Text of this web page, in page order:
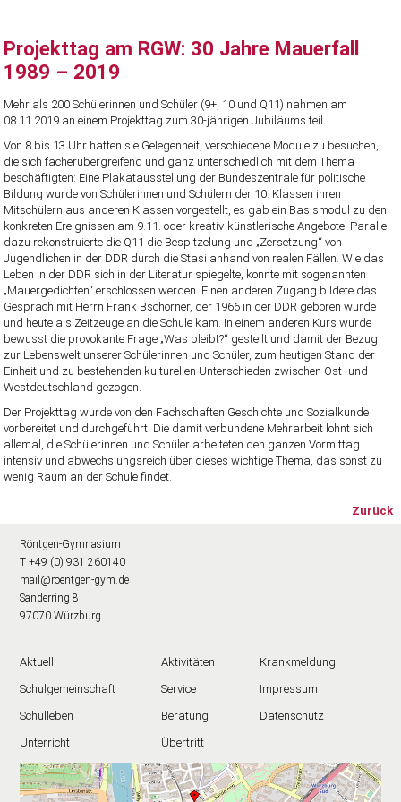
Projekttag am RGW: 30 Jahre Mauerfall
1989 – 2019
Mehr als 200 Schülerinnen und Schüler (9+, 10 und Q11) nahmen am
08.11.2019 an einem Projekttag zum 30-jährigen Jubiläums teil.
Von 8 bis 13 Uhr hatten sie Gelegenheit, verschiedene Module zu besuchen,
die sich fächerübergreifend und ganz unterschiedlich mit dem Thema
beschäftigten: Eine Plakatausstellung der Bundeszentrale für politische
Bildung wurde von Schülerinnen und Schülern der 10. Klassen ihren
Mitschülern aus anderen Klassen vorgestellt, es gab ein Basismodul zu den
konkreten Ereignissen am 9.11. oder kreativ-künstlerische Angebote. Parallel
dazu rekonstruierte die Q11 die Bespitzelung und „Zersetzung“ von
Jugendlichen in der DDR durch die Stasi anhand von realen Fällen. Wie das
Leben in der DDR sich in der Literatur spiegelte, konnte mit sogenannten
„Mauergedichten“ erschlossen werden. Einen anderen Zugang bildete das
Gespräch mit Herrn Frank Bschorner, der 1966 in der DDR geboren wurde
und heute als Zeitzeuge an die Schule kam. In einem anderen Kurs wurde
bewusst die provokante Frage „Was bleibt?“ gestellt und damit der Bezug
zur Lebenswelt unserer Schülerinnen und Schüler, zum heutigen Stand der
Einheit und zu bestehenden kulturellen Unterschieden zwischen Ost- und
Westdeutschland gezogen.
Der Projekttag wurde von den Fachschaften Geschichte und Sozialkunde
vorbereitet und durchgeführt. Die damit verbundene Mehrarbeit lohnt sich
allemal, die Schülerinnen und Schüler arbeiteten den ganzen Vormittag
intensiv und abwechslungsreich über dieses wichtige Thema, das sonst zu
wenig Raum an der Schule findet.
Zurück
Röntgen-Gymnasium
T +49 (0) 931 260140
mail@roentgen-gym.de
Sanderring 8
97070 Würzburg
Aktuell
Schulgemeinschaft
Schulleben
Unterricht
Aktivitäten
Service
Beratung
Übertritt
Krankmeldung
Impressum
Datenschutz